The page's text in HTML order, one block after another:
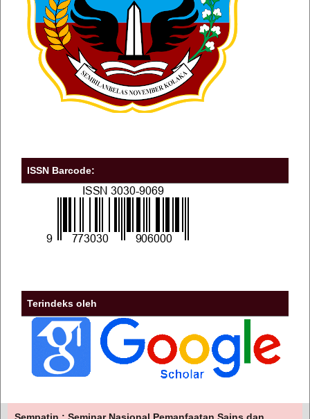
ISSN Barcode:
Terindeks oleh
Sempatin : Seminar Nasional Pemanfaatan Sains dan